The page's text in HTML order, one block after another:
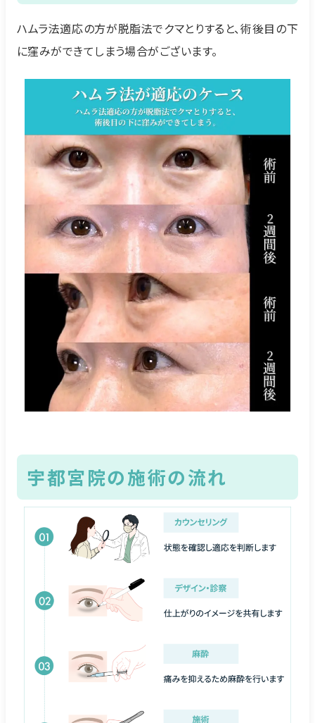
ハムラ法適応の方が脱脂法でクマとりすると、術後目の下
に窪みができてしまう場合がございます。
宇都宮院の施術の流れ